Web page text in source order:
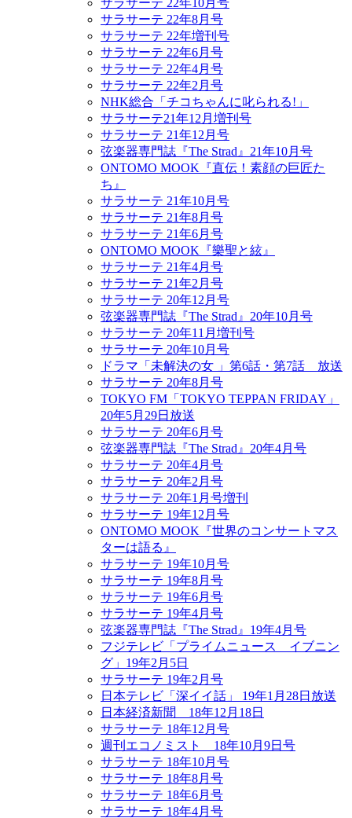
サラサーテ 22年10月号
サラサーテ 22年8月号
サラサーテ 22年増刊号
サラサーテ 22年6月号
サラサーテ 22年4月号
サラサーテ 22年2月号
NHK総合「チコちゃんに叱られる!」
サラサーテ21年12月増刊号
サラサーテ 21年12月号
弦楽器専門誌『The Strad』21年10月号
ONTOMO MOOK『直伝！素顔の巨匠た
ち』
サラサーテ 21年10月号
サラサーテ 21年8月号
サラサーテ 21年6月号
ONTOMO MOOK『樂聖と絃』
サラサーテ 21年4月号
サラサーテ 21年2月号
サラサーテ 20年12月号
弦楽器専門誌『The Strad』20年10月号
サラサーテ 20年11月増刊号
サラサーテ 20年10月号
ドラマ「未解決の女 」第6話・第7話 放送
サラサーテ 20年8月号
TOKYO FM「TOKYO TEPPAN FRIDAY」
20年5月29日放送
サラサーテ 20年6月号
弦楽器専門誌『The Strad』20年4月号
サラサーテ 20年4月号
サラサーテ 20年2月号
サラサーテ 20年1月号増刊
サラサーテ 19年12月号
ONTOMO MOOK『世界のコンサートマス
ターは語る』
サラサーテ 19年10月号
サラサーテ 19年8月号
サラサーテ 19年6月号
サラサーテ 19年4月号
弦楽器専門誌『The Strad』19年4月号
フジテレビ「プライムニュース イブニン
グ」19年2月5日
サラサーテ 19年2月号
日本テレビ「深イイ話」 19年1月28日放送
日本経済新聞 18年12月18日
サラサーテ 18年12月号
週刊エコノミスト 18年10月9日号
サラサーテ 18年10月号
サラサーテ 18年8月号
サラサーテ 18年6月号
サラサーテ 18年4月号